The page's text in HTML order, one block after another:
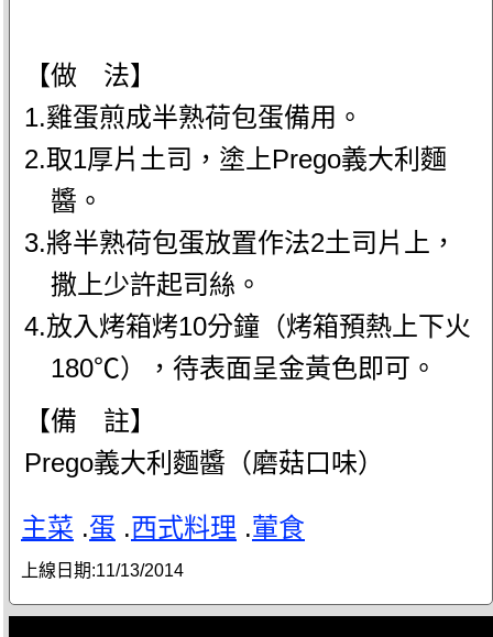
【做 法】
1.雞蛋煎成半熟荷包蛋備用。
2.取1厚片土司，塗上Prego義大利麵
醬。
3.將半熟荷包蛋放置作法2土司片上，
撒上少許起司絲。
4.放入烤箱烤10分鐘（烤箱預熱上下火
180℃），待表面呈金黃色即可。
【備 註】
Prego義大利麵醬（磨菇口味）
主菜 .蛋 .西式料理 .葷食
上線日期:11/13/2014